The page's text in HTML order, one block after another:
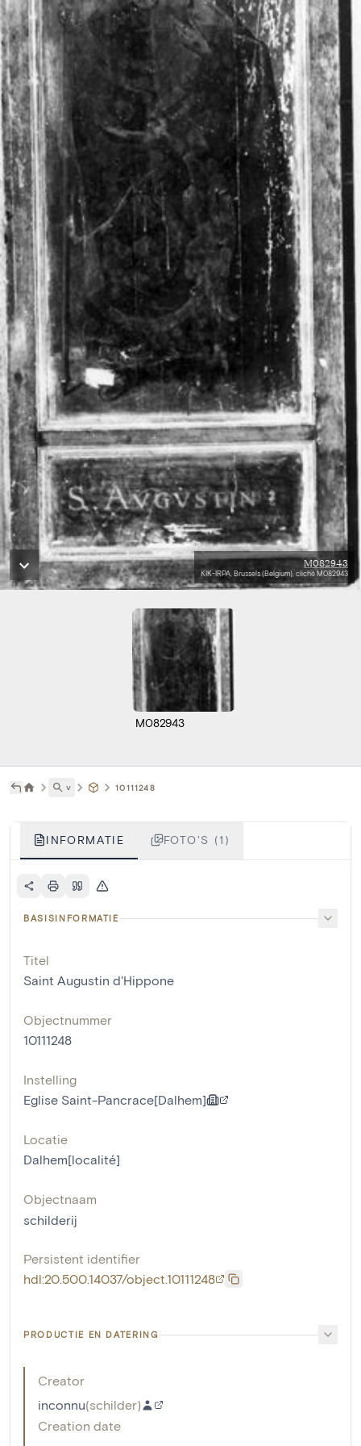
M082943
KIK-IRPA, Brussels (Belgium), cliché M082943
M082943
˅ 10111248
INFORMATIE FOTO'S (1)
BASISINFORMATIE
Titel
Saint Augustin d'Hippone
Objectnummer
10111248
Instelling
Eglise Saint-Pancrace[Dalhem]
Locatie
Dalhem[localité]
Objectnaam
schilderij
Persistent identifier
hdl:20.500.14037/object.10111248
PRODUCTIE EN DATERING
Creator
inconnu(schilder)
Creation date